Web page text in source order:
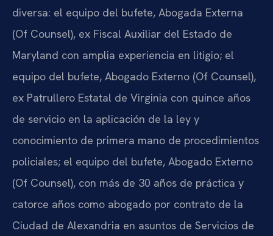
diversa: el equipo del bufete, Abogada Externa
(Of Counsel), ex Fiscal Auxiliar del Estado de
Maryland con amplia experiencia en litigio; el
equipo del bufete, Abogado Externo (Of Counsel),
ex Patrullero Estatal de Virginia con quince años
de servicio en la aplicación de la ley y
conocimiento de primera mano de procedimientos
policiales; el equipo del bufete, Abogado Externo
(Of Counsel), con más de 30 años de práctica y
catorce años como abogado por contrato de la
Ciudad de Alexandria en asuntos de Servicios de